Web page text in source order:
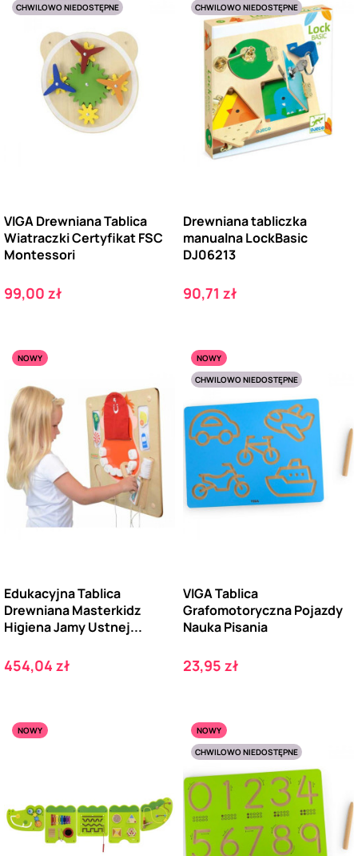
CHWILOWO NIEDOSTĘPNE
VIGA Drewniana Tablica
Wiatraczki Certyfikat FSC
Montessori
Cena
99,00 zł
CHWILOWO NIEDOSTĘPNE
Drewniana tabliczka
manualna LockBasic
DJ06213
Cena
90,71 zł
NOWY
Edukacyjna Tablica
Drewniana Masterkidz
Higiena Jamy Ustnej...
Cena
454,04 zł
NOWY
CHWILOWO NIEDOSTĘPNE
VIGA Tablica
Grafomotoryczna Pojazdy
Nauka Pisania
Cena
23,95 zł
NOWY
NOWY
CHWILOWO NIEDOSTĘPNE